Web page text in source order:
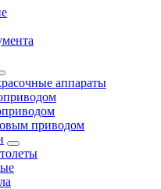
аппараты
приводом